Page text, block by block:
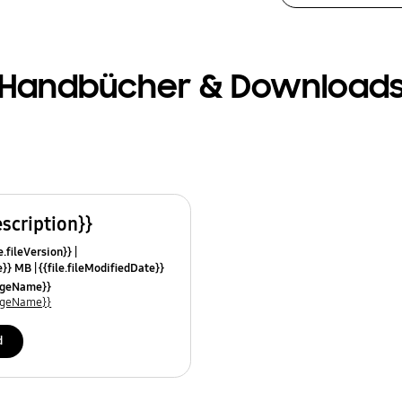
&
MB {{file.fileModifiedDate}}